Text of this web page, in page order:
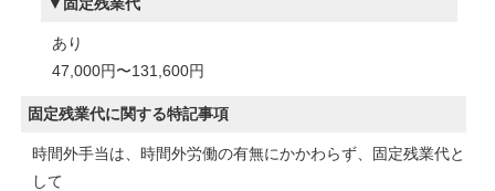
あり
47,000円〜131,600円
固定残業代に関する特記事項
時間外手当は、時間外労働の有無にかかわらず、固定残業代と
して